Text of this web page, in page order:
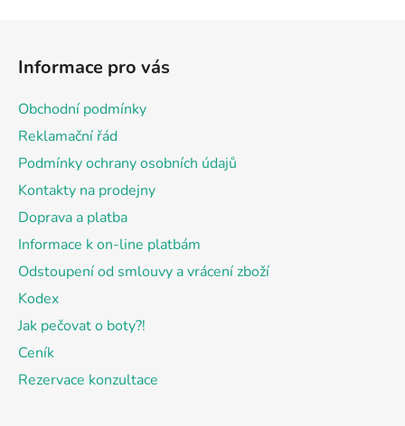
Informace pro vás
Obchodní podmínky
Reklamační řád
Podmínky ochrany osobních údajů
Kontakty na prodejny
Doprava a platba
Informace k on-line platbám
Odstoupení od smlouvy a vrácení zboží
Kodex
Jak pečovat o boty?!
Ceník
Rezervace konzultace